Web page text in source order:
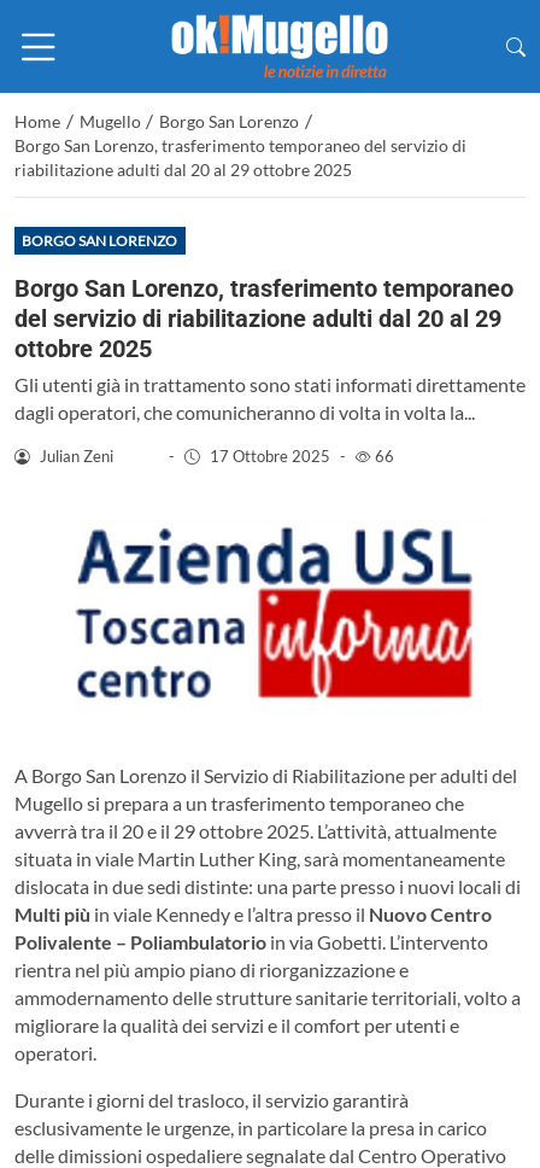
Home / Mugello / Borgo San Lorenzo /
Borgo San Lorenzo, trasferimento temporaneo del servizio di
riabilitazione adulti dal 20 al 29 ottobre 2025
BORGO SAN LORENZO
Borgo San Lorenzo, trasferimento temporaneo
del servizio di riabilitazione adulti dal 20 al 29
ottobre 2025
Gli utenti già in trattamento sono stati informati direttamente
dagli operatori, che comunicheranno di volta in volta la...
Julian Zeni - 17 Ottobre 2025 - 66
A Borgo San Lorenzo il Servizio di Riabilitazione per adulti del
Mugello si prepara a un trasferimento temporaneo che
avverrà tra il 20 e il 29 ottobre 2025. L’attività, attualmente
situata in viale Martin Luther King, sarà momentaneamente
dislocata in due sedi distinte: una parte presso i nuovi locali di
Multi più in viale Kennedy e l’altra presso il Nuovo Centro
Polivalente – Poliambulatorio in via Gobetti. L’intervento
rientra nel più ampio piano di riorganizzazione e
ammodernamento delle strutture sanitarie territoriali, volto a
migliorare la qualità dei servizi e il comfort per utenti e
operatori.
Durante i giorni del trasloco, il servizio garantirà
esclusivamente le urgenze, in particolare la presa in carico
delle dimissioni ospedaliere segnalate dal Centro Operativo